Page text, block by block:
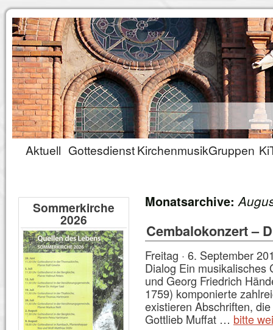
Aktuell GottesdienstKirchenmusikGruppen
Monatsarchive:
Cembalokonzert –
Freitag · 6. September
Dialog Ein musikalisches
und Georg Friedrich
1759) komponierte
existieren Abschriften,
Gottlieb Muffat … bitte
Sommerkirche
2026